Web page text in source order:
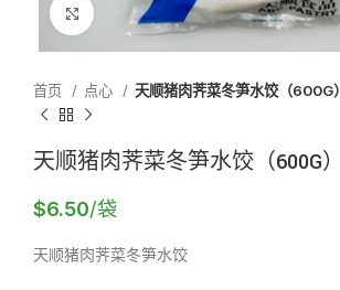
Click to enlarge
首页 点心 天顺猪肉荠菜冬笋水饺（600G）
天顺猪肉荠菜冬笋水饺（600G）
$6.50/袋
天顺猪肉荠菜冬笋水饺